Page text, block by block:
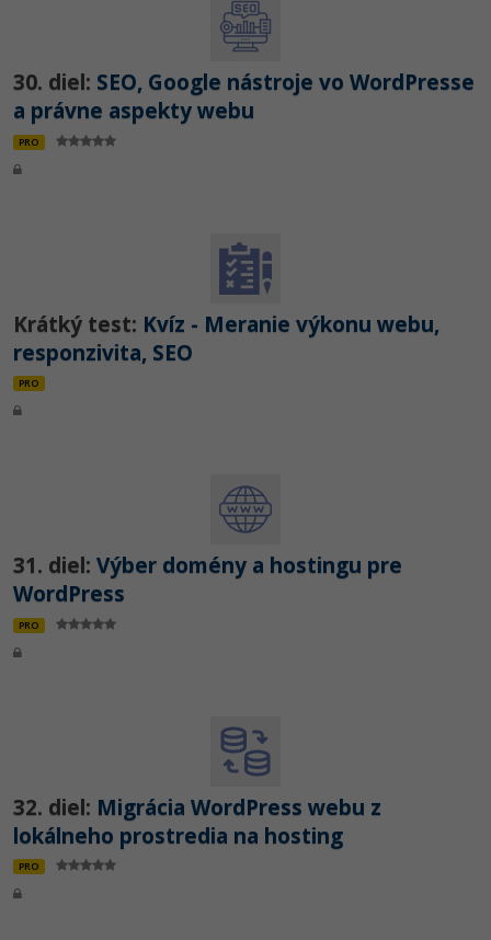
30. diel: SEO, Google nástroje vo WordPresse
a právne aspekty webu
PRO
Krátký test: Kvíz - Meranie výkonu webu,
responzivita, SEO
PRO
31. diel: Výber domény a hostingu pre
WordPress
PRO
32. diel: Migrácia WordPress webu z
lokálneho prostredia na hosting
PRO